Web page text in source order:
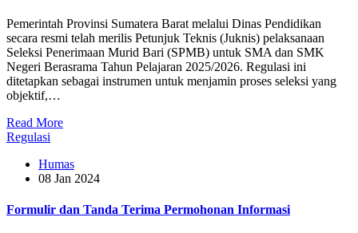
Pemerintah Provinsi Sumatera Barat melalui Dinas Pendidikan
secara resmi telah merilis Petunjuk Teknis (Juknis) pelaksanaan
Seleksi Penerimaan Murid Bari (SPMB) untuk SMA dan SMK
Negeri Berasrama Tahun Pelajaran 2025/2026. Regulasi ini
ditetapkan sebagai instrumen untuk menjamin proses seleksi yang
objektif,…
Read More
Regulasi
Humas
08 Jan 2024
Formulir dan Tanda Terima Permohonan Informasi